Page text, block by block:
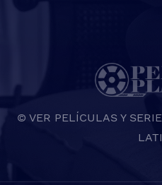
© VER PELÍCULAS Y